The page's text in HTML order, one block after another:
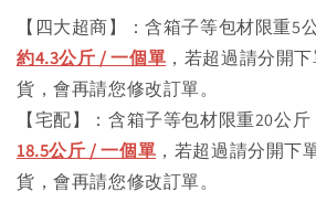
【四大超商】：含箱子等包材限重5
約4.3公斤 / 一個單 ，若超過請分開
貨，會再請您修改訂單。
【宅配】：含箱子等包材限重20公斤
18.5公斤 / 一個單 ，若超過請分開下
貨，會再請您修改訂單。